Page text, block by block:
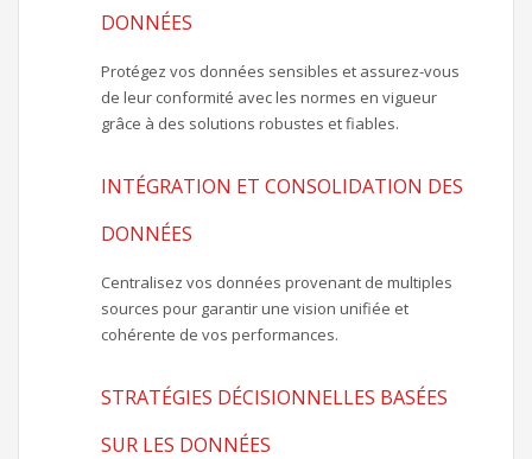
DONNÉES
Protégez vos données sensibles et assurez-vous
de leur conformité avec les normes en vigueur
grâce à des solutions robustes et fiables.
INTÉGRATION ET CONSOLIDATION DES
DONNÉES
Centralisez vos données provenant de multiples
sources pour garantir une vision unifiée et
cohérente de vos performances.
STRATÉGIES DÉCISIONNELLES BASÉES
SUR LES DONNÉES